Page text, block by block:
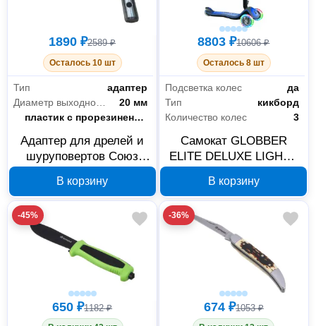
1890 ₽2589 ₽
Осталось 10 шт
Тип
адаптер
20 мм
Материал ручки
пластик с прорезиненным покрытием
Адаптер для дрелей и
шуруповертов Союз
В корзину
8803 ₽10606 ₽
Осталось 8 шт
Подсветка колес
да
Тип
кикборд
Количество колес
3
Самокат GLOBBER
ELITE DELUXE LIGHTS
В корзину
-45%
650 ₽1182 ₽
-36%
674 ₽1053 ₽